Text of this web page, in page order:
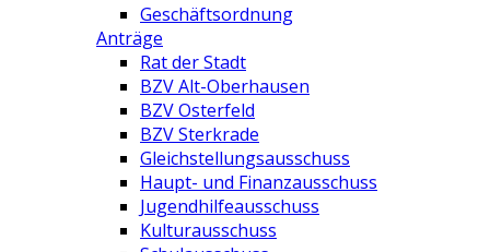
Geschäftsordnung
Anträge
Rat der Stadt
BZV Alt-Oberhausen
BZV Osterfeld
BZV Sterkrade
Gleichstellungsausschuss
Haupt- und Finanzausschuss
Jugendhilfeausschuss
Kulturausschuss